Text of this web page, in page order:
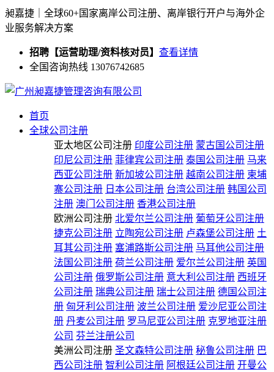
昶嘉捷｜全球60+国家离岸公司注册、离岸银行开户与海外企
业服务解决方案
招聘【运营助理/资料核对员】 查看详情
全国咨询热线 13076742685
首页
全球公司注册
亚太地区公司注册 印度公司注册 蒙古国公司注册
印尼公司注册 菲律宾公司注册 泰国公司注册 马来
西亚公司注册 新加坡公司注册 越南公司注册 柬埔
寨公司注册 日本公司注册 台湾公司注册 韩国公司
注册 澳门公司注册 香港公司注册
欧洲公司注册 北爱尔兰公司注册 葡萄牙公司注册
捷克公司注册 立陶宛公司注册 卢森堡公司注册 土
耳其公司注册 塞浦路斯公司注册 马耳他公司注册
法国公司注册 荷兰公司注册 爱尔兰公司注册 英国
公司注册 俄罗斯公司注册 意大利公司注册 西班牙
公司注册 瑞典公司注册 瑞士公司注册 德国公司注
册 匈牙利公司注册 波兰公司注册 爱沙尼亚公司注
册 丹麦公司注册 罗马尼亚公司注册 克罗地亚注册
公司 芬兰注册公司
美洲公司注册 圣文森特公司注册 秘鲁公司注册 巴
西公司注册 智利公司注册 阿根廷公司注册 开曼公